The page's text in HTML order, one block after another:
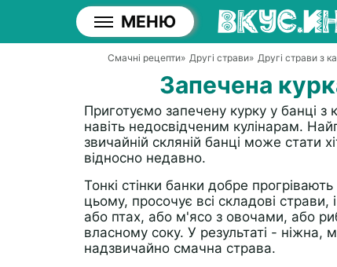
МЕНЮ
Смачні рецепти» Другі страви» Другі страви з
Запечена
Приготуємо запечену курку у банці
навіть недосвідченим кулінарам.
звичайній скляній банці може стати
відносно недавно.
Тонкі стінки банки добре
цьому, просочує всі складові страви,
або птах, або м'ясо з овочами, або
власному соку. У результаті - ніжна,
надзвичайно смачна страва.